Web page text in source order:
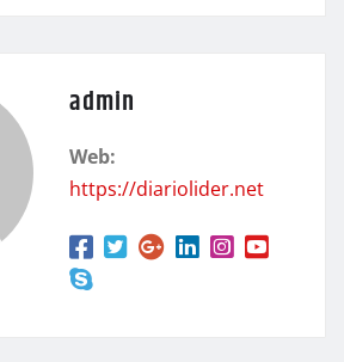
admin
Web:
https://diariolider.net